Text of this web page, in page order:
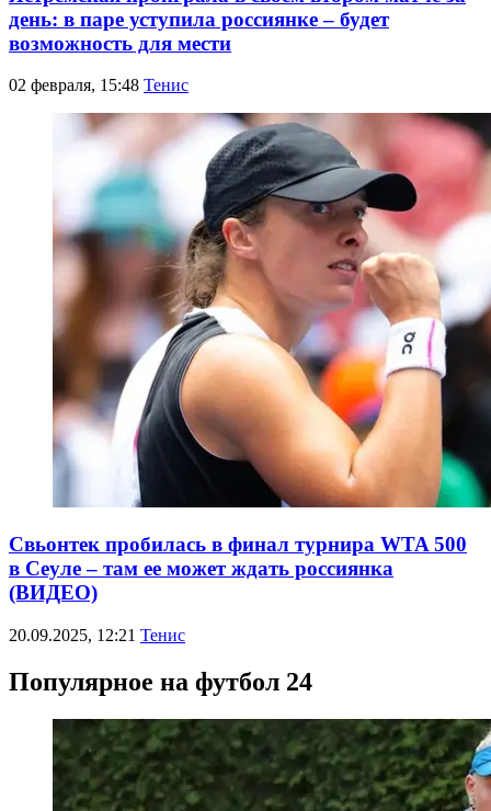
день: в паре уступила россиянке – будет
возможность для мести
02 февраля, 15:48 Тенис
Свьонтек пробилась в финал турнира WTA 500
в Сеуле – там ее может ждать россиянка
(ВИДЕО)
20.09.2025, 12:21 Тенис
Популярное на футбол 24